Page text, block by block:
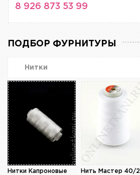
8 926 873 53 99
ПОДБОР ФУРНИТУРЫ
Нитки
Нитки Капроновые Нить Мастер 40/2